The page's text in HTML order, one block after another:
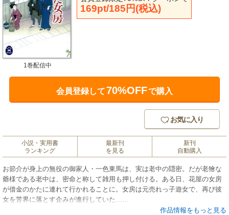
169pt/185円(税込)
1巻配信中
会員登録して70%OFFで購入
お気に入り
小説・実用書
ランキング
最新刊
を見る
新刊
自動購入
お節介が身上の無役の御家人・一色東馬は、実は老中の隠密。だが老獪な
爺様である老中は、密命と称して雑用も押し付ける。ある日、花屋の女房
が借金のかたに連れて行かれることに。女房は元売れっ子遊女で、再び彼
女を苦界に落とす企みが進行していた……
作品情報をもっと見る